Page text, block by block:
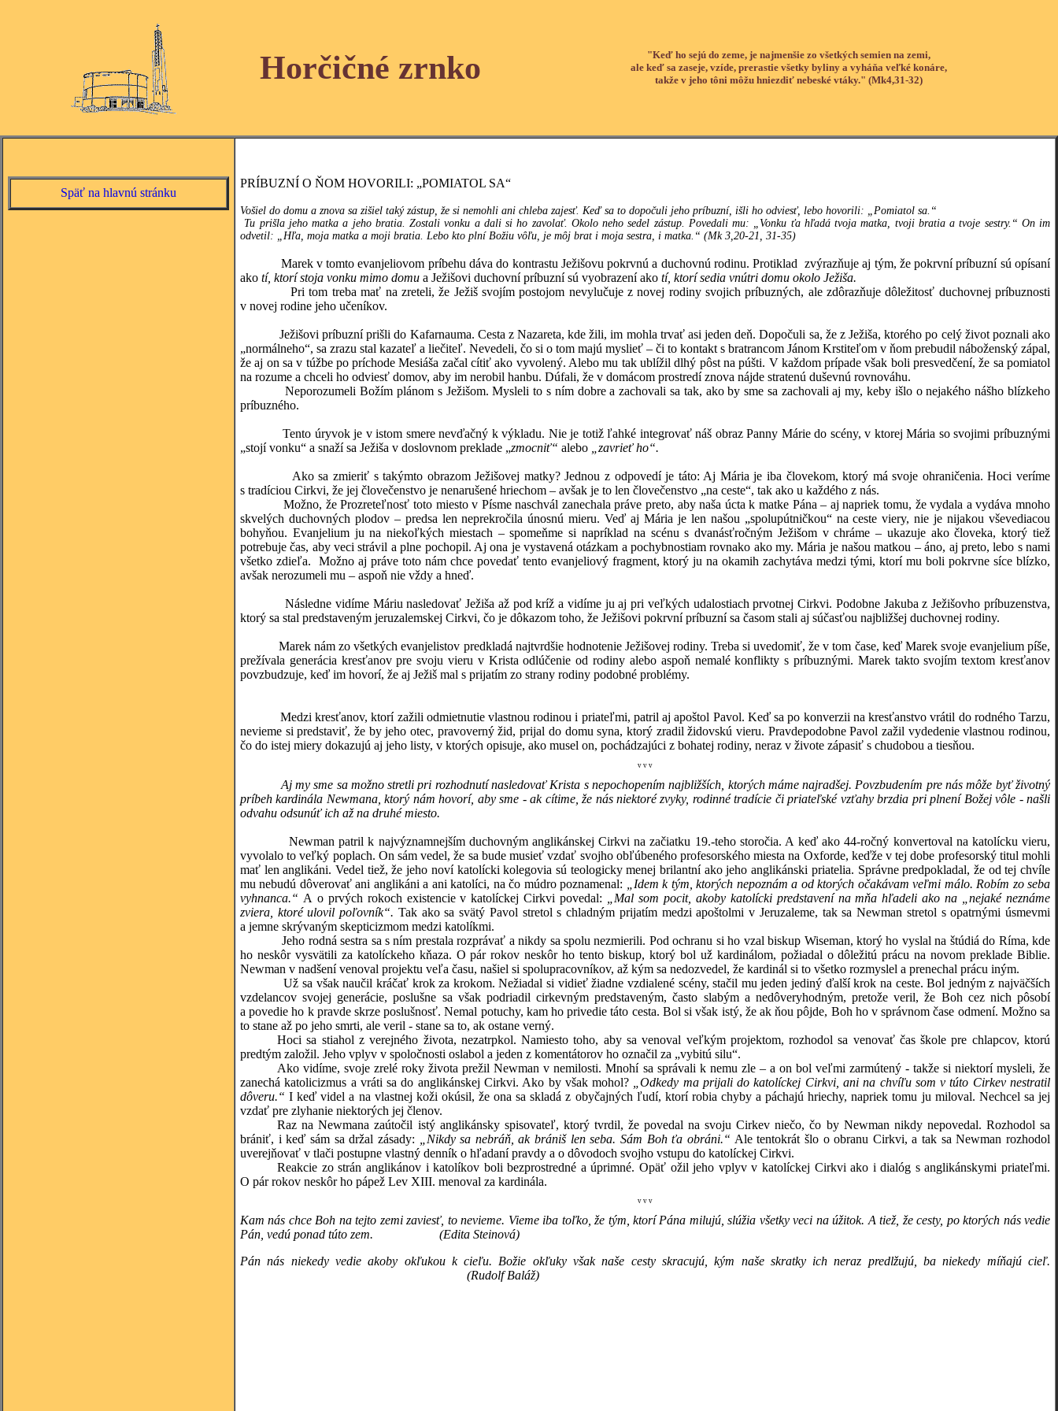
Horčičné zrnko
"Keď ho sejú do zeme, je najmenšie zo všetkých semien na zemi,
ale keď sa zaseje, vzíde, prerastie všetky byliny a vyháňa veľké konáre,
takže v jeho tôni môžu hniezdiť nebeské vtáky." (Mk4,31-32)
Späť na hlavnú stránku
PRÍBUZNÍ O ŇOM HOVORILI: „POMIATOL SA“
Vošiel do domu a znova sa zišiel taký zástup, že si nemohli ani chleba zajesť. Keď sa to dopočuli jeho príbuzní, išli ho odviesť, lebo hovorili: „Pomiatol sa.“
Tu prišla jeho matka a jeho bratia. Zostali vonku a dali si ho zavolať. Okolo neho sedel zástup. Povedali mu: „Vonku ťa hľadá tvoja matka, tvoji bratia a tvoje sestry.“ On im
odvetil: „Hľa, moja matka a moji bratia. Lebo kto plní Božiu vôľu, je môj brat i moja sestra, i matka.“ (Mk 3,20-21, 31-35)
Marek v tomto evanjeliovom príbehu dáva do kontrastu Ježišovu pokrvnú a duchovnú rodinu. Protiklad zvýrazňuje aj tým, že pokrvní príbuzní sú opísaní
ako tí, ktorí stoja vonku mimo domu a Ježišovi duchovní príbuzní sú vyobrazení ako tí, ktorí sedia vnútri domu okolo Ježiša.
Pri tom treba mať na zreteli, že Ježiš svojím postojom nevylučuje z novej rodiny svojich príbuzných, ale zdôrazňuje dôležitosť duchovnej príbuznosti
v novej rodine jeho učeníkov.
Ježišovi príbuzní prišli do Kafarnauma. Cesta z Nazareta, kde žili, im mohla trvať asi jeden deň. Dopočuli sa, že z Ježiša, ktorého po celý život poznali ako
„normálneho“, sa zrazu stal kazateľ a liečiteľ. Nevedeli, čo si o tom majú myslieť – či to kontakt s bratrancom Jánom Krstiteľom v ňom prebudil náboženský zápal,
že aj on sa v túžbe po príchode Mesiáša začal cítiť ako vyvolený. Alebo mu tak ublížil dlhý pôst na púšti. V každom prípade však boli presvedčení, že sa pomiatol
na rozume a chceli ho odviesť domov, aby im nerobil hanbu. Dúfali, že v domácom prostredí znova nájde stratenú duševnú rovnováhu.
Neporozumeli Božím plánom s Ježišom. Mysleli to s ním dobre a zachovali sa tak, ako by sme sa zachovali aj my, keby išlo o nejakého nášho blízkeho
príbuzného.
Tento úryvok je v istom smere nevďačný k výkladu. Nie je totiž ľahké integrovať náš obraz Panny Márie do scény, v ktorej Mária so svojimi príbuznými
„stojí vonku“ a snaží sa Ježiša v doslovnom preklade „zmocniť“ alebo „zavrieť ho“.
Ako sa zmieriť s takýmto obrazom Ježišovej matky? Jednou z odpovedí je táto: Aj Mária je iba človekom, ktorý má svoje ohraničenia. Hoci veríme
s tradíciou Cirkvi, že jej človečenstvo je nenarušené hriechom – avšak je to len človečenstvo „na ceste“, tak ako u každého z nás.
Možno, že Prozreteľnosť toto miesto v Písme naschvál zanechala práve preto, aby naša úcta k matke Pána – aj napriek tomu, že vydala a vydáva mnoho
skvelých duchovných plodov – predsa len neprekročila únosnú mieru. Veď aj Mária je len našou „spolupútničkou“ na ceste viery, nie je nijakou vševediacou
bohyňou. Evanjelium ju na niekoľkých miestach – spomeňme si napríklad na scénu s dvanásťročným Ježišom v chráme – ukazuje ako človeka, ktorý tiež
potrebuje čas, aby veci strávil a plne pochopil. Aj ona je vystavená otázkam a pochybnostiam rovnako ako my. Mária je našou matkou – áno, aj preto, lebo s nami
všetko zdieľa. Možno aj práve toto nám chce povedať tento evanjeliový fragment, ktorý ju na okamih zachytáva medzi tými, ktorí mu boli pokrvne síce blízko,
avšak nerozumeli mu – aspoň nie vždy a hneď.
Následne vidíme Máriu nasledovať Ježiša až pod kríž a vidíme ju aj pri veľkých udalostiach prvotnej Cirkvi. Podobne Jakuba z Ježišovho príbuzenstva,
ktorý sa stal predstaveným jeruzalemskej Cirkvi, čo je dôkazom toho, že Ježišovi pokrvní príbuzní sa časom stali aj súčasťou najbližšej duchovnej rodiny.
Marek nám zo všetkých evanjelistov predkladá najtvrdšie hodnotenie Ježišovej rodiny. Treba si uvedomiť, že v tom čase, keď Marek svoje evanjelium píše,
prežívala generácia kresťanov pre svoju vieru v Krista odlúčenie od rodiny alebo aspoň nemalé konflikty s príbuznými. Marek takto svojím textom kresťanov
povzbudzuje, keď im hovorí, že aj Ježiš mal s prijatím zo strany rodiny podobné problémy.
Medzi kresťanov, ktorí zažili odmietnutie vlastnou rodinou i priateľmi, patril aj apoštol Pavol. Keď sa po konverzii na kresťanstvo vrátil do rodného Tarzu,
nevieme si predstaviť, že by jeho otec, pravoverný žid, prijal do domu syna, ktorý zradil židovskú vieru. Pravdepodobne Pavol zažil vydedenie vlastnou rodinou,
čo do istej miery dokazujú aj jeho listy, v ktorých opisuje, ako musel on, pochádzajúci z bohatej rodiny, neraz v živote zápasiť s chudobou a tiesňou.
v v v
Aj my sme sa možno stretli pri rozhodnutí nasledovať Krista s nepochopením najbližších, ktorých máme najradšej. Povzbudením pre nás môže byť životný
príbeh kardinála Newmana, ktorý nám hovorí, aby sme - ak cítime, že nás niektoré zvyky, rodinné tradície či priateľské vzťahy brzdia pri plnení Božej vôle - našli
odvahu odsunúť ich až na druhé miesto.
Newman patril k najvýznamnejším duchovným anglikánskej Cirkvi na začiatku 19.-teho storočia. A keď ako 44-ročný konvertoval na katolícku vieru,
vyvolalo to veľký poplach. On sám vedel, že sa bude musieť vzdať svojho obľúbeného profesorského miesta na Oxforde, keďže v tej dobe profesorský titul mohli
mať len anglikáni. Vedel tiež, že jeho noví katolícki kolegovia sú teologicky menej brilantní ako jeho anglikánski priatelia. Správne predpokladal, že od tej chvíle
mu nebudú dôverovať ani anglikáni a ani katolíci, na čo múdro poznamenal:
„Idem k tým, ktorých nepoznám a od ktorých očakávam veľmi málo. Robím zo seba
vyhnanca.“ A o prvých rokoch existencie v katolíckej Cirkvi povedal:
„Mal som pocit, akoby katolícki predstavení na mňa hľadeli ako na „nejaké neznáme
zviera, ktoré ulovil poľovník“. Tak ako sa svätý Pavol stretol s chladným prijatím medzi apoštolmi v Jeruzaleme, tak sa Newman stretol s opatrnými úsmevmi
a jemne skrývaným skepticizmom medzi katolíkmi.
Jeho rodná sestra sa s ním prestala rozprávať a nikdy sa spolu nezmierili. Pod ochranu si ho vzal biskup Wiseman, ktorý ho vyslal na štúdiá do Ríma, kde
ho neskôr vysvätili za katolíckeho kňaza. O pár rokov neskôr ho tento biskup, ktorý bol už kardinálom, požiadal o dôležitú prácu na novom preklade Biblie.
Newman v nadšení venoval projektu veľa času, našiel si spolupracovníkov, až kým sa nedozvedel, že kardinál si to všetko rozmyslel a prenechal prácu iným.
Už sa však naučil kráčať krok za krokom. Nežiadal si vidieť žiadne vzdialené scény, stačil mu jeden jediný ďalší krok na ceste. Bol jedným z najväčších
vzdelancov svojej generácie, poslušne sa však podriadil cirkevným predstaveným, často slabým a nedôveryhodným, pretože veril, že Boh cez nich pôsobí
a povedie ho k pravde skrze poslušnosť. Nemal potuchy, kam ho privedie táto cesta. Bol si však istý, že ak ňou pôjde, Boh ho v správnom čase odmení. Možno sa
to stane až po jeho smrti, ale veril - stane sa to, ak ostane verný.
Hoci sa stiahol z verejného života, nezatrpkol. Namiesto toho, aby sa venoval veľkým projektom, rozhodol sa venovať čas škole pre chlapcov, ktorú
predtým založil. Jeho vplyv v spoločnosti oslabol a jeden z komentátorov ho označil za „vybitú silu“.
Ako vidíme, svoje zrelé roky života prežil Newman v nemilosti. Mnohí sa správali k nemu zle – a on bol veľmi zarmútený - takže si niektorí mysleli, že
zanechá katolicizmus a vráti sa do anglikánskej Cirkvi. Ako by však mohol?
„Odkedy ma prijali do katolíckej Cirkvi, ani na chvíľu som v túto Cirkev nestratil
dôveru.“ I keď videl a na vlastnej koži okúsil, že ona sa skladá z obyčajných ľudí, ktorí robia chyby a páchajú hriechy, napriek tomu ju miloval. Nechcel sa jej
vzdať pre zlyhanie niektorých jej členov.
Raz na Newmana zaútočil istý anglikánsky spisovateľ, ktorý tvrdil, že povedal na svoju Cirkev niečo, čo by Newman nikdy nepovedal. Rozhodol sa
brániť, i keď sám sa držal zásady:
„Nikdy sa nebráň, ak brániš len seba. Sám Boh ťa obráni.“ Ale tentokrát šlo o obranu Cirkvi, a tak sa Newman rozhodol
uverejňovať v tlači postupne vlastný denník o hľadaní pravdy a o dôvodoch svojho vstupu do katolíckej Cirkvi.
Reakcie zo strán anglikánov i katolíkov boli bezprostredné a úprimné. Opäť ožil jeho vplyv v katolíckej Cirkvi ako i dialóg s anglikánskymi priateľmi.
O pár rokov neskôr ho pápež Lev XIII. menoval za kardinála.
v v v
Kam nás chce Boh na tejto zemi zaviesť, to nevieme. Vieme iba toľko, že tým, ktorí Pána milujú, slúžia všetky veci na úžitok. A tiež, že cesty, po ktorých nás vedie
Pán, vedú ponad túto zem. (Edita Steinová)
Pán nás niekedy vedie akoby okľukou k cieľu. Božie okľuky však naše cesty skracujú, kým naše skratky ich neraz predlžujú, ba niekedy míňajú cieľ.
(Rudolf Baláž)